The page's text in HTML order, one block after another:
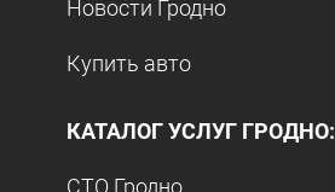
Новости Гродно
Купить авто
КАТАЛОГ УСЛУГ ГРОДНО:
СТО Гродно